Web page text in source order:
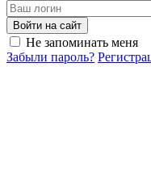
Войти на сайт
Не запоминать меня
Забыли пароль?